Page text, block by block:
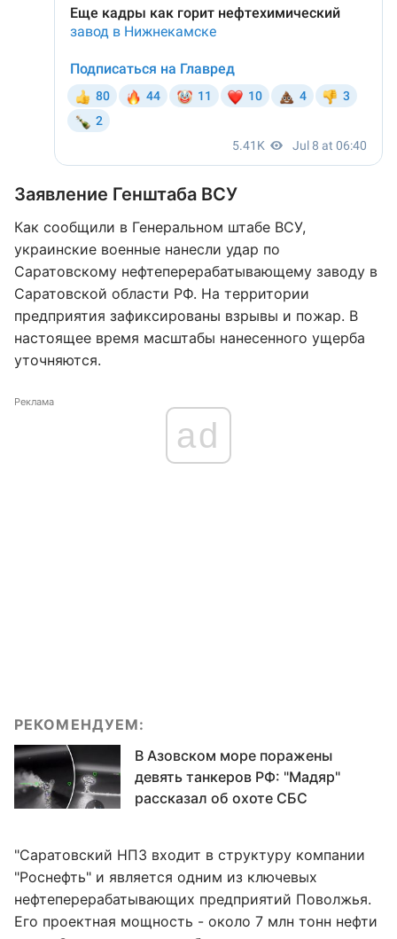
Заявление Генштаба ВСУ
Как сообщили в Генеральном штабе ВСУ,
украинские военные нанесли удар по
Саратовскому нефтеперерабатывающему заводу в
Саратовской области РФ. На территории
предприятия зафиксированы взрывы и пожар. В
настоящее время масштабы нанесенного ущерба
уточняются.
Реклама
ad
РЕКОМЕНДУЕМ:
В Азовском море поражены
девять танкеров РФ: "Мадяр"
рассказал об охоте СБС
"Саратовский НПЗ входит в структуру компании
"Роснефть" и является одним из ключевых
нефтеперерабатывающих предприятий Поволжья.
Его проектная мощность - около 7 млн тонн нефти